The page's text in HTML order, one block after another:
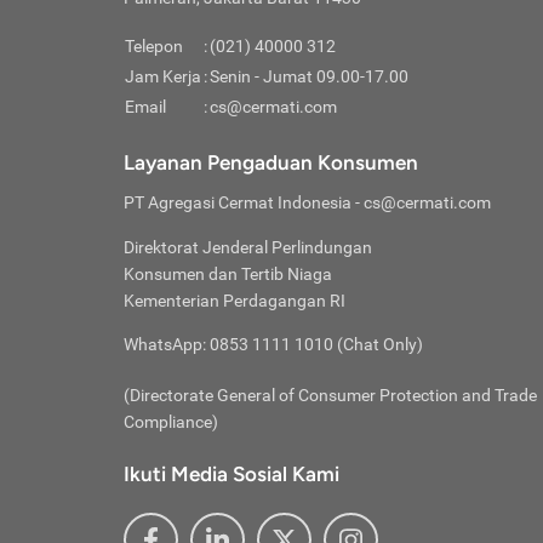
rendah
Jika
Kredit
Telepon :(021) 40000 312
Jam Kerja :Senin - Jumat 09.00-17.00
Email
:cs@cermati.com
Layanan Pengaduan Konsumen
PT Agregasi Cermat Indonesia - cs@cermati.com
Direktorat Jenderal Perlindungan
Konsumen dan Tertib Niaga
Kementerian Perdagangan RI
WhatsApp: 0853 1111 1010 (Chat Only)
(Directorate General of Consumer Protection and Trade
Compliance)
Ikuti Media Sosial Kami